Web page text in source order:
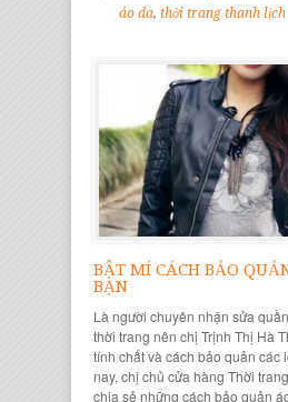
áo da, thời trang thanh lịch
BẬT MÍ CÁCH BẢO
BẠN
Là người chuyên nhận sửa
thời trang nên chị Trịnh Thị Hà
tính chất và cách bảo quản các
nay, chị chủ cửa hàng Thời
chia sẻ những cách bảo quản